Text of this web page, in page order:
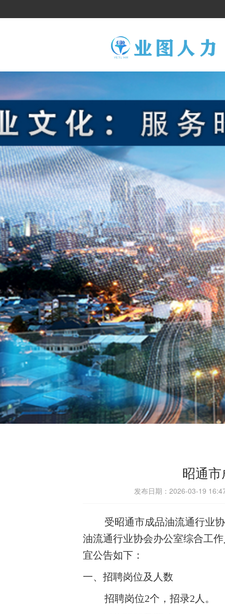
昭通
发布日期：2026-03-19
受昭通市成品油流通行业
油流通行业协会办公室综合工
宜公告如下：
一、招聘岗位及人数
招聘岗位2个，招录2人 。